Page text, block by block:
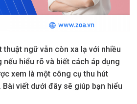
thuật ngữ vẫn còn xa lạ với nhiều
nếu hiểu rõ và biết cách áp dụng
xem là một công cụ thu hút
Bài viết dưới đây sẽ giúp bạn hiểu